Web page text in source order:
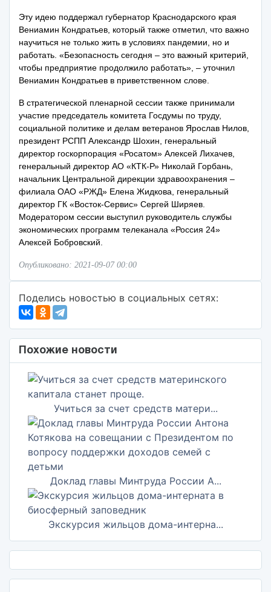
Эту идею поддержал губернатор Краснодарского края
Вениамин Кондратьев, который также отметил, что важно
научиться не только жить в условиях пандемии, но и
работать. «Безопасность сегодня – это важный критерий,
чтобы предприятие продолжило работать», – уточнил
Вениамин Кондратьев в приветственном слове.
В стратегической пленарной сессии также принимали
участие председатель комитета Госдумы по труду,
социальной политике и делам ветеранов Ярослав Нилов,
президент РСПП Александр Шохин, генеральный
директор госкорпорация «Росатом» Алексей Лихачев,
генеральный директор АО «КТК-Р» Николай Горбань,
начальник Центральной дирекции здравоохранения –
филиала ОАО «РЖД» Елена Жидкова, генеральный
директор ГК «Восток-Сервис» Сергей Ширяев.
Модератором сессии выступил руководитель службы
экономических программ телеканала «Россия 24»
Алексей Бобровский.
Опубликовано: 2021-09-07 00:00
Поделись новостью в социальных сетях:
Похожие новости
Учиться за счет средств матери...
Доклад главы Минтруда России А...
Экскурсия жильцов дома-интерна...